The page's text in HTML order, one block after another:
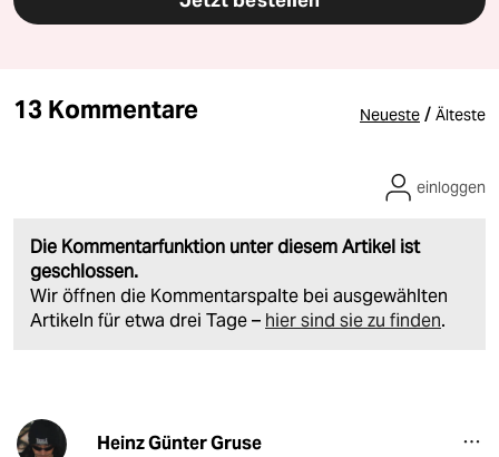
13 Kommentare Neueste / Älteste
Die Kommentarfunktion unter diesem Artikel ist
geschlossen.
Wir öffnen die Kommentarspalte bei ausgewählten
Artikeln für etwa drei Tage – hier sind sie zu finden.
einloggen
Heinz Günter Gruse